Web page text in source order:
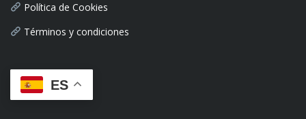
Política de Cookies
Términos y condiciones
ES